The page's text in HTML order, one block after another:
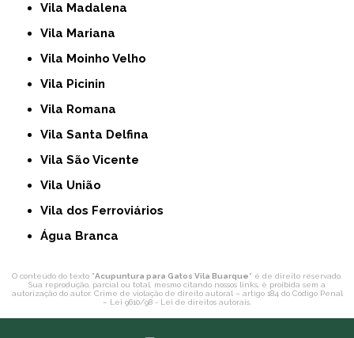
Vila Madalena
Vila Mariana
Vila Moinho Velho
Vila Picinin
Vila Romana
Vila Santa Delfina
Vila São Vicente
Vila União
Vila dos Ferroviários
Água Branca
O conteúdo do texto "Acupuntura para Gatos Vila Buarque" é de direito reservado.
Sua reprodução, parcial ou total, mesmo citando nossos links, é proibida sem a
autorização do autor. Crime de violação de direito autoral – artigo 184 do Código Penal
– Lei 9610/98 - Lei de direitos autorais.